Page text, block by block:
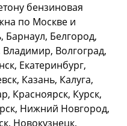
бензиновая
по Москве и
Барнаул, Белгород,
Волгоград,
Екатеринбург,
Казань, Калуга,
Красноярск, Курск,
Нижний Новгород,
Новокузнецк,